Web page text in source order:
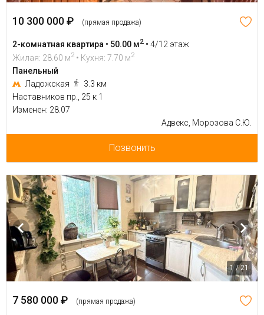
10 300 000 ₽ (прямая продажа)
2-комнатная квартира • 50.00 м2 • 4/12 этаж
Жилая: 28.60 м2 • Кухня: 7.70 м2
Панельный
Ладожская
3.3 км
Наставников пр., 25 к 1
Изменен: 28.07
Адвекс, Морозова С.Ю.
Позвонить
1 / 21
7 580 000 ₽ (прямая продажа)